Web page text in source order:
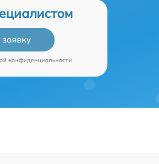
заявку
конфиденциальности